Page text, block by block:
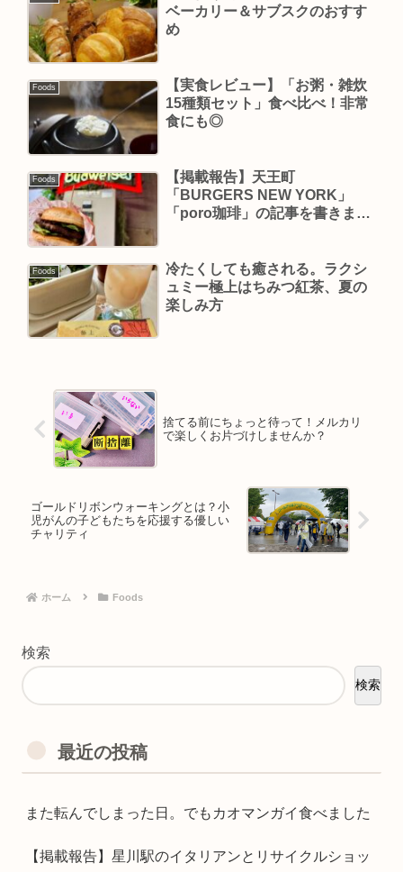
ベーカリー＆サブスクのおすす
め
Foods
【実食レビュー】「お粥・雑炊
15種類セット」食べ比べ！非常
食にも◎
Foods
【掲載報告】天王町
「BURGERS NEW YORK」
「poro珈琲」の記事を書きまし
Foods
冷たくしても癒される。ラクシ
ュミー極上はちみつ紅茶、夏の
楽しみ方
捨てる前にちょっと待って！メルカリ
で楽しくお片づけしませんか？
ゴールドリボンウォーキングとは？小
児がんの子どもたちを応援する優しい
チャリティ
ホーム Foods
検索
検索
最近の投稿
また転んでしまった日。でもカオマンガイ食べました
【掲載報告】星川駅のイタリアンとリサイクルショッ